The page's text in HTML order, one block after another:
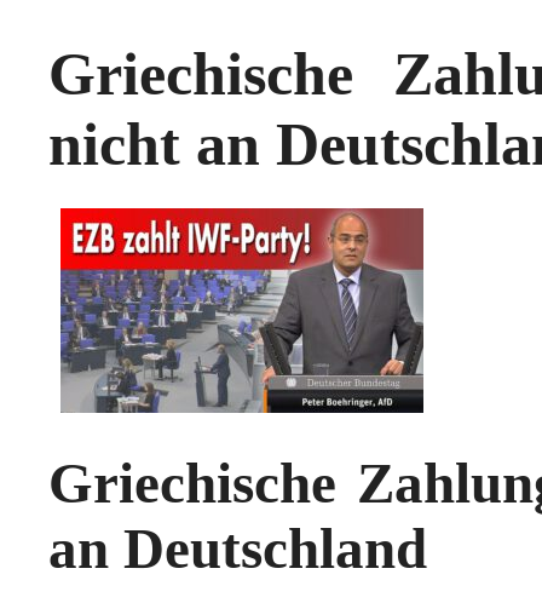
Griechische
nicht an
Griechische
an Deutschland